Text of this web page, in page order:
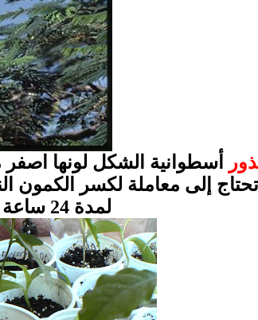
أسطوانية الشكل لونها
تحتاج إلى معاملة لكسر
لمدة 24 ساعة إلى 48 ساعة ثم تركه ليبرد